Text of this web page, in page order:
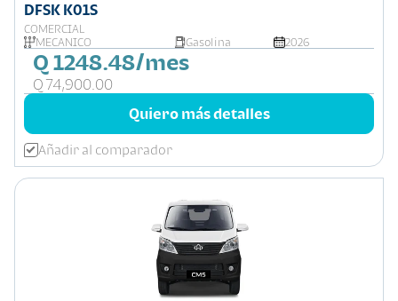
DFSK K01S
COMERCIAL
MECÁNICO
Gasolina 2026
Q 1248.48/mes
Q 74,900.00
Quiero más detalles
Añadir al comparador